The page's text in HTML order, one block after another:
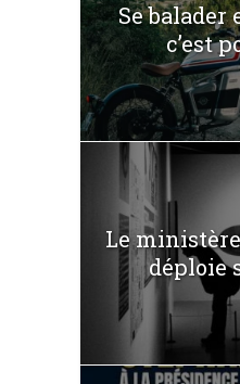
Se balader
c’est
Le
déploie